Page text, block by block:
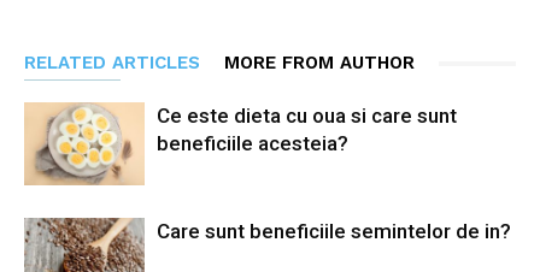
RELATED ARTICLES MORE FROM AUTHOR
Ce este dieta cu oua si care sunt
beneficiile acesteia?
Care sunt beneficiile semintelor de in?